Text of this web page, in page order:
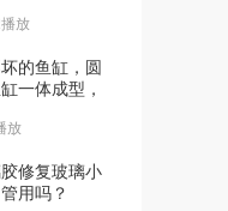
05:01
放
的鱼缸，圆
一体成型，
放
修复玻璃小
用吗？